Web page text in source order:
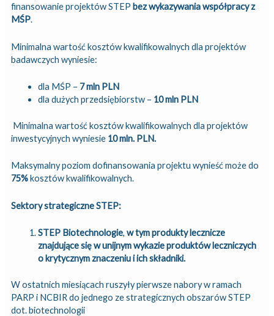
finansowanie projektów STEP bez wykazywania współpracy z
MŚP.
Minimalna wartość kosztów kwalifikowalnych dla projektów
badawczych wyniesie:
dla MŚP – 7 mln PLN
dla dużych przedsiębiorstw – 10 mln PLN
Minimalna wartość kosztów kwalifikowalnych dla projektów
inwestycyjnych wyniesie10 mln. PLN.
Maksymalny poziom dofinansowania projektu wynieść może do
75%kosztów kwalifikowalnych.
Sektory strategiczne STEP:
STEP Biotechnologie, w tym produkty lecznicze
znajdujące się w unijnym wykazie produktów leczniczych
o krytycznym znaczeniu i ich składniki.
W ostatnich miesiącach ruszyły pierwsze nabory w ramach
PARP i NCBIR do jednego ze strategicznych obszarów STEP
dot. biotechnologii